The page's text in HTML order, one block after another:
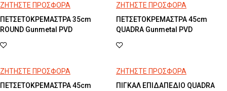
ΖΗΤΗΣΤΕ ΠΡΟΣΦΟΡΑ
ΠΕΤΣΕΤΟΚΡΕΜΑΣΤΡΑ 35cm
ROUND Gunmetal PVD
ΖΗΤΗΣΤΕ ΠΡΟΣΦΟΡΑ
ΠΕΤΣΕΤΟΚΡΕΜΑΣΤΡΑ 45cm
QUADRA Gunmetal PVD
ΖΗΤΗΣΤΕ ΠΡΟΣΦΟΡΑ
ΠΕΤΣΕΤΟΚΡΕΜΑΣΤΡΑ 45cm
ΖΗΤΗΣΤΕ ΠΡΟΣΦΟΡΑ
ΠΙΓΚΑΛ ΕΠΙΔΑΠΕΔΙΟ QUADRA